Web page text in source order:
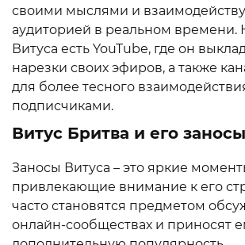
своими мыслями и
аудиторией в реальном времени.
Витуса есть YouTube, где он
нарезки своих эфиров, а также
для более тесного
подписчиками.
Витус Бритва и его заносы
Заносы Витуса – это яркие
привлекающие внимание к его
часто становятся предметом
онлайн-сообществах и приносят